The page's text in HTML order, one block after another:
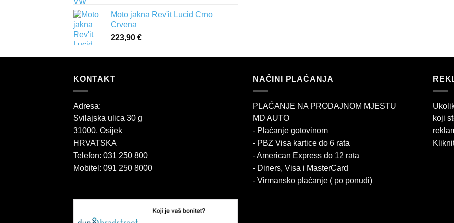
Moto jakna Rev'it Lucid Crno
Crvena
223,90 €
KONTAKT
Adresa:
Svilajska ulica 30 g
31000, Osijek
HRVATSKA
Telefon: 031 250 800
Mobitel: 091 250 8000
NAČINI PLAĆANJA
PLAĆANJE NA PRODAJNOM MJESTU
MD AUTO
- Plaćanje gotovinom
- PBZ Visa kartice do 6 rata
- American Express do 12 rata
- Diners, Visa i MasterCard
- Virmansko plaćanje ( po ponudi)
koji